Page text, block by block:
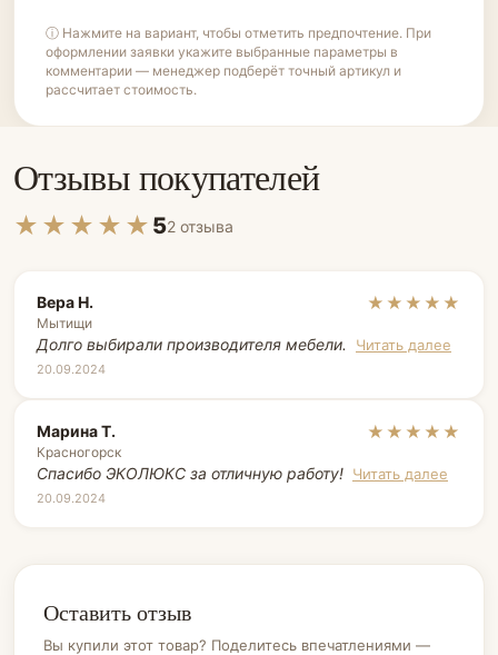
ⓘ Нажмите на вариант, чтобы отметить предпочтение. При
оформлении заявки укажите выбранные параметры в
комментарии — менеджер подберёт точный артикул и
рассчитает стоимость.
Отзывы покупателей
★★★★★ 52 отзыва
Вера Н.
Мытищи
★★★★★
Долго выбирали производителя мебели. Читать далее
20.09.2024
Марина Т.
Красногорск
★★★★★
Спасибо ЭКОЛЮКС за отличную работу! Читать далее
20.09.2024
Оставить отзыв
Вы купили этот товар? Поделитесь впечатлениями —